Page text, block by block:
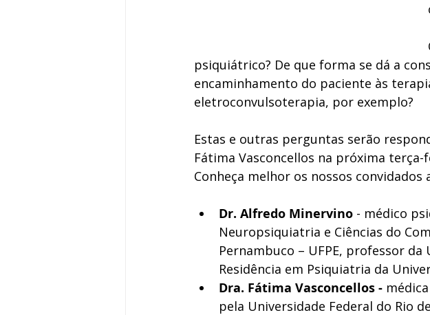
psiquiátrico? De que forma se dá a
encaminhamento do paciente às
eletroconvulsoterapia, por exemplo?
Estas e outras perguntas serão
Fátima Vasconcellos na próxima
Conheça melhor os nossos convidados
Dr. Alfredo Minervino - médico
Neuropsiquiatria e Ciências do
Pernambuco – UFPE, professor
Residência em Psiquiatria da
Dra. Fátima Vasconcellos -
pela Universidade Federal do Rio